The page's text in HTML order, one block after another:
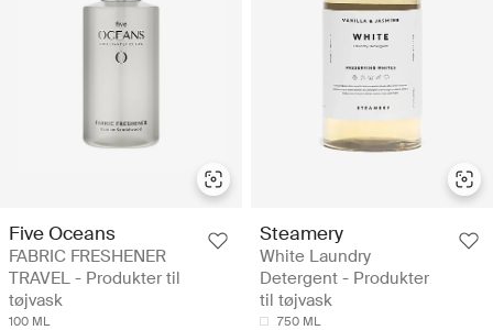
Five Oceans
FABRIC FRESHENER
TRAVEL - Produkter til
tøjvask
100 ML
Steamery
White Laundry
Detergent - Produkter
til tøjvask
750 ML